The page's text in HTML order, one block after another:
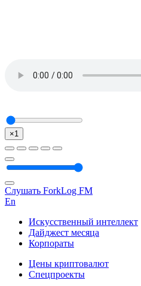
×1
Слушать ForkLog FM
En
Искусственный интеллект
Дайджест месяца
Корпораты
Цены криптовалют
Спецпроекты